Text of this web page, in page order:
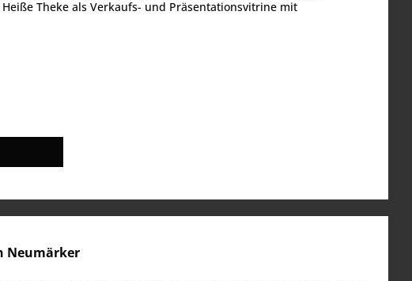
Theke als Verkaufs- und Präsentationsvitrine mit
Neumärker